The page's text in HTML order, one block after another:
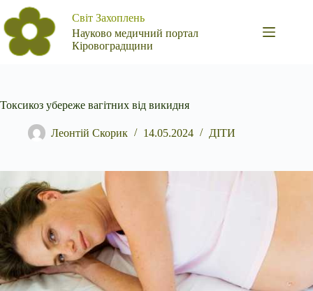
Перейти
до
вмісту
Світ Захоплень
Науково медичний портал
Кіровоградщини
Токсикоз убереже вагітних від викидня
Леонтій Скорик 14.05.2024 ДІТИ